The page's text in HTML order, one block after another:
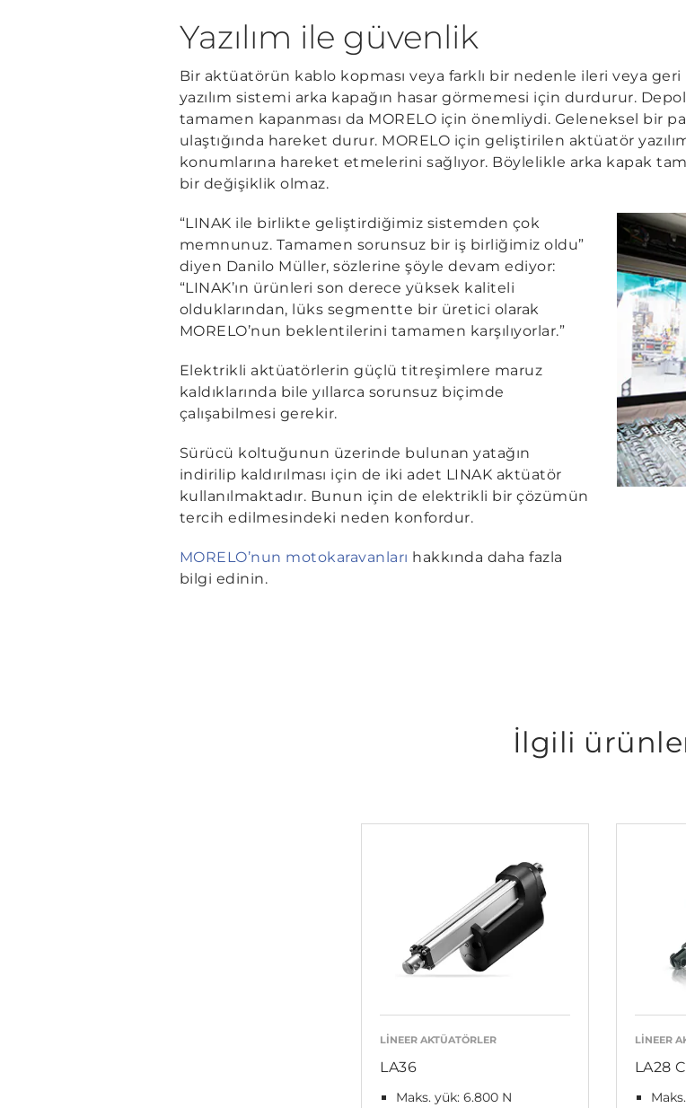
Yazılım ile güvenlik
Bir aktüatörün kablo kopması veya farklı bir nedenle ileri veya
yazılım sistemi arka kapağın hasar görmemesi için durdurur.
tamamen kapanması da MORELO için önemliydi. Geleneksel bir
ulaştığında hareket durur. MORELO için geliştirilen aktüatör
konumlarına hareket etmelerini sağlıyor. Böylelikle arka kapak
bir değişiklik olmaz.
“LINAK ile birlikte geliştirdiğimiz sistemden çok
memnunuz. Tamamen sorunsuz bir iş birliğimiz oldu”
diyen Danilo Müller, sözlerine şöyle devam ediyor:
“LINAK’ın ürünleri son derece yüksek kaliteli
olduklarından, lüks segmentte bir üretici olarak
MORELO’nun beklentilerini tamamen karşılıyorlar.”
Elektrikli aktüatörlerin güçlü titreşimlere maruz
kaldıklarında bile yıllarca sorunsuz biçimde
çalışabilmesi gerekir.
Sürücü koltuğunun üzerinde bulunan yatağın
indirilip kaldırılması için de iki adet LINAK aktüatör
kullanılmaktadır. Bunun için de elektrikli bir çözümün
tercih edilmesindeki neden konfordur.
MORELO’nun motokaravanları hakkında daha fazla
bilgi edinin.
İlgili
LINEER AKTÜATÖRLER
LA36
Maks. yük: 6.800 N
LINEER
LA28